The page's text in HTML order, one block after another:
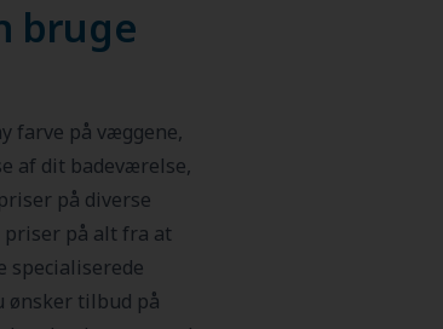
bruge
farve på væggene,
af dit badeværelse,
på diverse
priser på alt fra at
specialiserede
ønsker tilbud på